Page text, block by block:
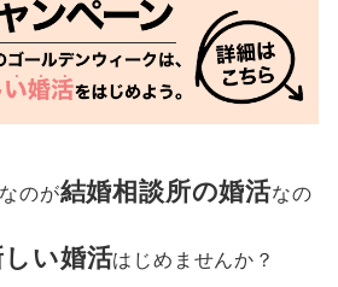
のが結婚相談所の婚活なの
しい婚活はじめませんか？